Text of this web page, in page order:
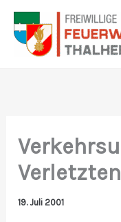
Zum
Inhalt
springen
Verletzten
19. Juli 2001